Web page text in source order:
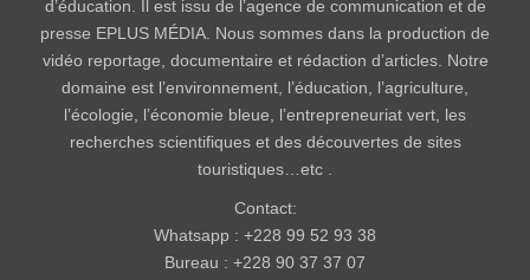
d’éducation. Il est issu de l’agence de communication et de
presse EPLUS MÉDIA. Nous sommes dans la production de
vidéo reportage, documentaire et rédaction d’articles. Notre
domaine est l’environnement, l’éducation, l’agriculture,
l’écologie, l’économie bleue, l’entrepreneuriat vert, les
recherches scientifiques et des découvertes de sites
touristiques…etc .
Contact:
Whatsapp : +228 99 52 93 38
Bureau : +228 90 37 37 07